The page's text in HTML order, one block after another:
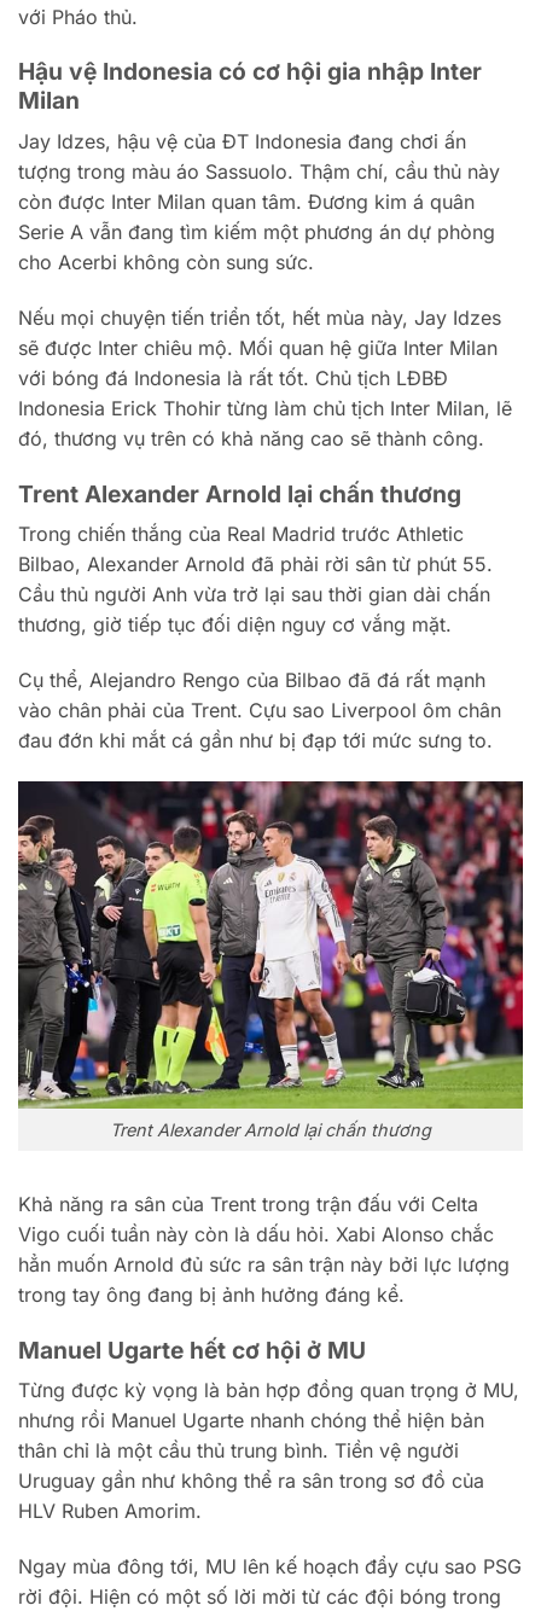
với Pháo thủ.
Hậu vệ Indonesia có cơ hội gia nhập Inter
Milan
Jay Idzes, hậu vệ của ĐT Indonesia đang chơi ấn
tượng trong màu áo Sassuolo. Thậm chí, cầu thủ này
còn được Inter Milan quan tâm. Đương kim á quân
Serie A vẫn đang tìm kiếm một phương án dự phòng
cho Acerbi không còn sung sức.
Nếu mọi chuyện tiến triển tốt, hết mùa này, Jay Idzes
sẽ được Inter chiêu mộ. Mối quan hệ giữa Inter Milan
với bóng đá Indonesia là rất tốt. Chủ tịch LĐBĐ
Indonesia Erick Thohir từng làm chủ tịch Inter Milan, lẽ
đó, thương vụ trên có khả năng cao sẽ thành công.
Trent Alexander Arnold lại chấn thương
Trong chiến thắng của Real Madrid trước Athletic
Bilbao, Alexander Arnold đã phải rời sân từ phút 55.
Cầu thủ người Anh vừa trở lại sau thời gian dài chấn
thương, giờ tiếp tục đối diện nguy cơ vắng mặt.
Cụ thể, Alejandro Rengo của Bilbao đã đá rất mạnh
vào chân phải của Trent. Cựu sao Liverpool ôm chân
đau đớn khi mắt cá gần như bị đạp tới mức sưng to.
Trent Alexander Arnold lại chấn thương
Khả năng ra sân của Trent trong trận đấu với Celta
Vigo cuối tuần này còn là dấu hỏi. Xabi Alonso chắc
hẳn muốn Arnold đủ sức ra sân trận này bởi lực lượng
trong tay ông đang bị ảnh hưởng đáng kể.
Manuel Ugarte hết cơ hội ở MU
Từng được kỳ vọng là bản hợp đồng quan trọng ở MU,
nhưng rồi Manuel Ugarte nhanh chóng thể hiện bản
thân chỉ là một cầu thủ trung bình. Tiền vệ người
Uruguay gần như không thể ra sân trong sơ đồ của
HLV Ruben Amorim.
Ngay mùa đông tới, MU lên kế hoạch đẩy cựu sao PSG
rời đội. Hiện có một số lời mời từ các đội bóng trong